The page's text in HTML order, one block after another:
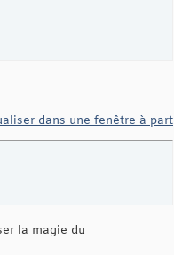
dans une fenêtre à part
la magie du